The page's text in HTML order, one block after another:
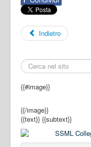
Indietro
{{#image}}
{{/image}}
{{text}} {{subtext}}